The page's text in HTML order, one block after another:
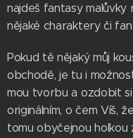
najdeš fantasy
nějaké charaktery či
Pokud tě nějaký můj
obchodě, je tu i
mou tvorbu a ozdobit
originálním, o čem Víš,
tomu obyčejnou holkou